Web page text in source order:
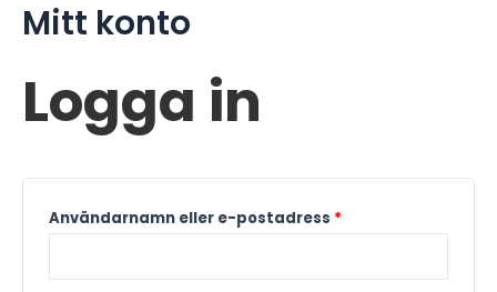
Mitt konto
Logga in
Användarnamn eller e-postadress *